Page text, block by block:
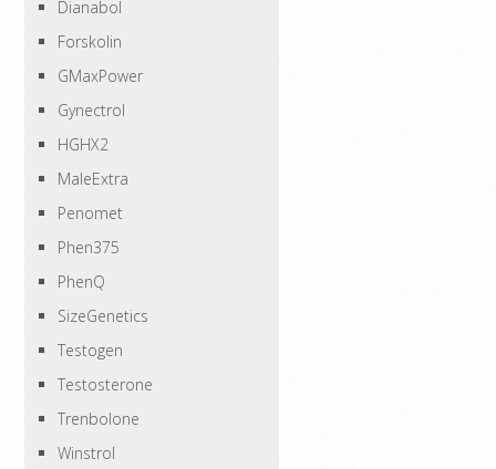
Dianabol
Forskolin
GMaxPower
Gynectrol
HGHX2
MaleExtra
Penomet
Phen375
PhenQ
SizeGenetics
Testogen
Testosterone
Trenbolone
Winstrol